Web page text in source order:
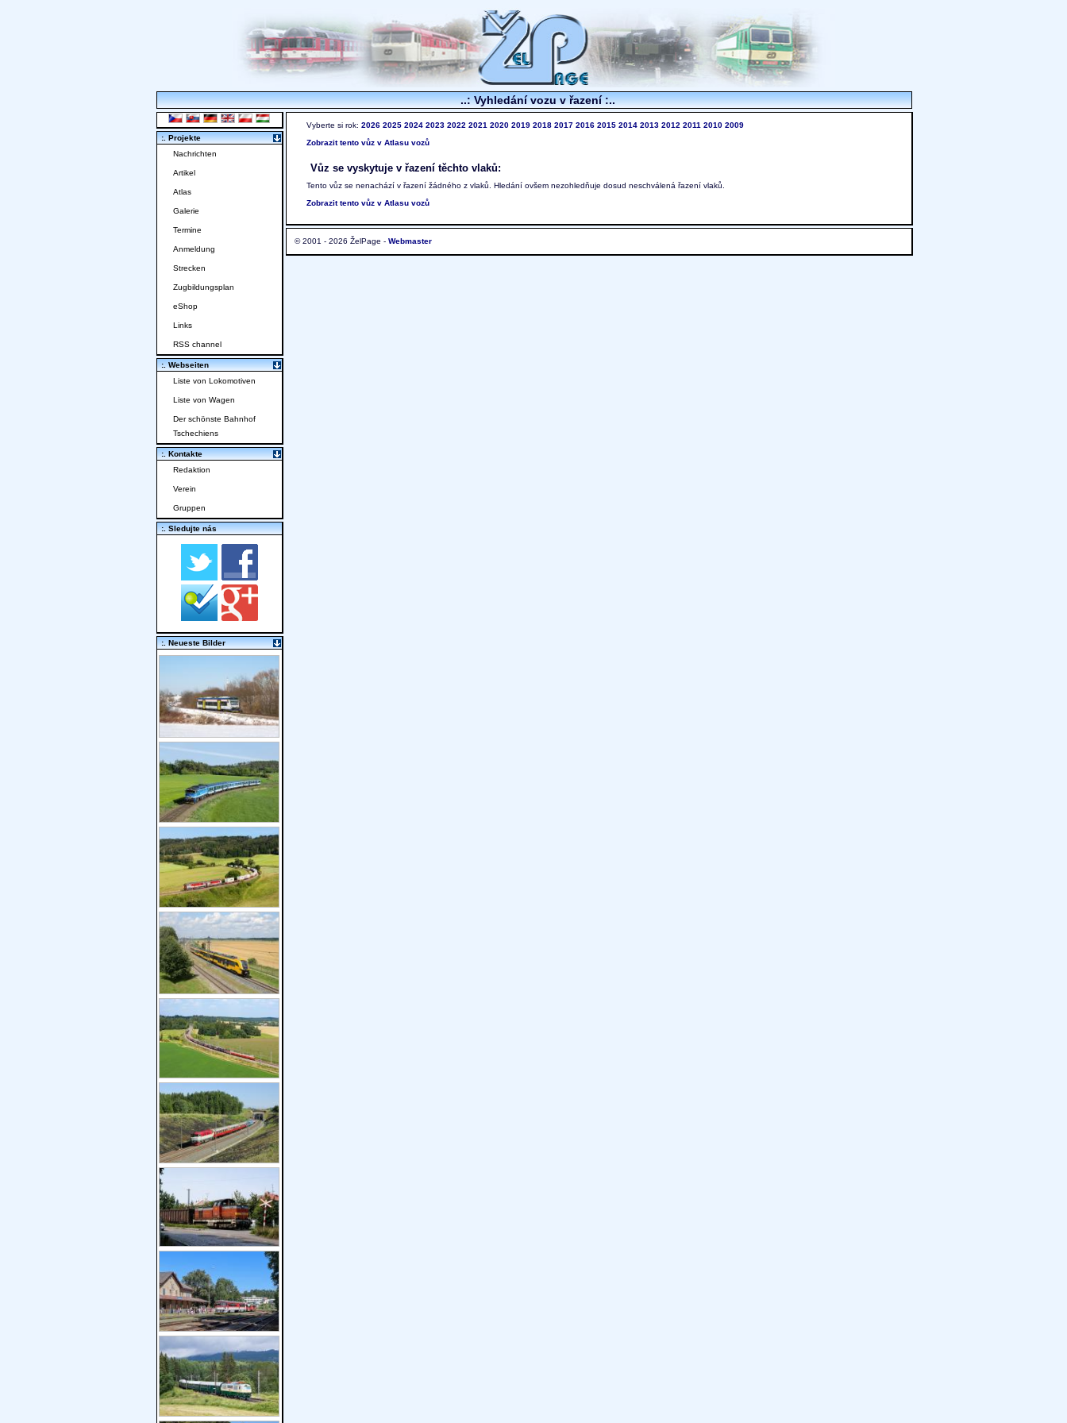
..: Vyhledání vozu v řazení :..
Vyberte si rok: 2026 2025 2024 2023 2022 2021 2020 2019 2018 2017 2016 2015 2014 2013 2012 2011 2010 2009
Zobrazit tento vůz v Atlasu vozů
Vůz se vyskytuje v řazení těchto vlaků:
Tento vůz se nenachází v řazení žádného z vlaků. Hledání ovšem nezohledňuje dosud neschválená řazení vlaků.
Zobrazit tento vůz v Atlasu vozů
© 2001 - 2026 ŽelPage - Webmaster
:. Projekte
Nachrichten
Artikel
Atlas
Galerie
Termine
Anmeldung
Strecken
Zugbildungsplan
eShop
Links
RSS channel
:. Webseiten
Liste von Lokomotiven
Liste von Wagen
Der schönste Bahnhof
Tschechiens
:. Kontakte
Redaktion
Verein
Gruppen
:. Sledujte nás
:. Neueste Bilder